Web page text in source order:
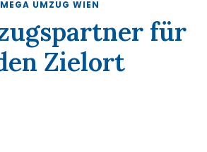
MEGA UMZUG WIEN
für
Zielort